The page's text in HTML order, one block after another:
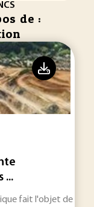
de :
...
fait l'objet de